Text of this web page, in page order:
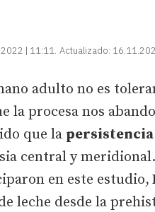
| 11:11 Actualizado:
adulto no es
la procesa nos
que la persistencia
central y
en este estudio,
leche desde la